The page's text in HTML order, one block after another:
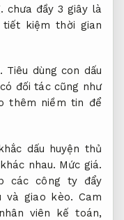
chưa đầy 3 giây là
tiết kiệm thời gian
Tiêu dùng con dấu
đối tác cũng như
thêm niềm tin để
dấu huyện thủ
nhau. Mức giá.
các công ty đẩy
và giao kèo. Cam
viên kế toán,